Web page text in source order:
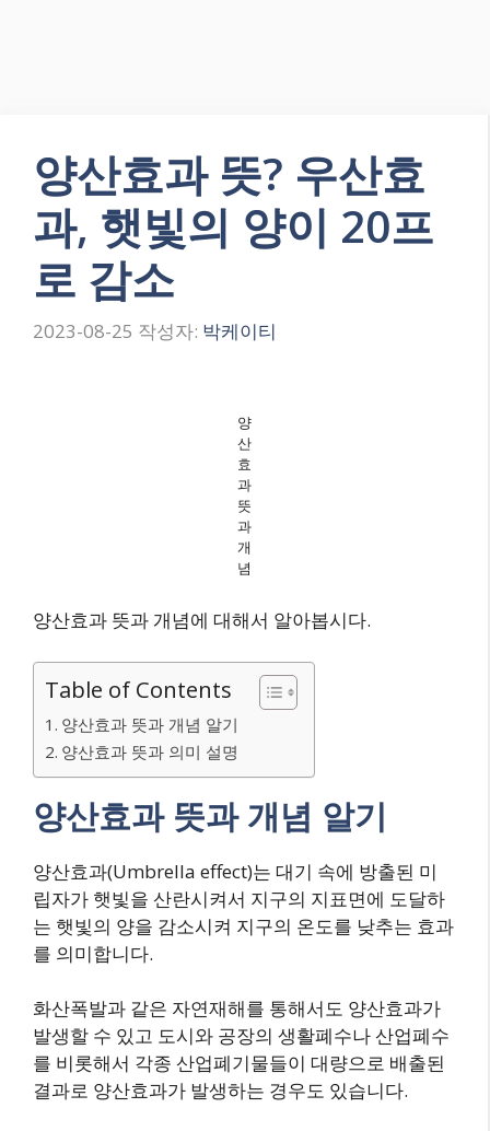
양산효과 뜻? 우산효
과, 햇빛의 양이 20프
로 감소
2023-08-25 작성자: 박케이티
양
산
효
과
뜻
과
개
념
양산효과 뜻과 개념에 대해서 알아봅시다.
Table of Contents
양산효과 뜻과 개념 알기
양산효과 뜻과 의미 설명
양산효과 뜻과 개념 알기
양산효과(Umbrella effect)는 대기 속에 방출된 미
립자가 햇빛을 산란시켜서 지구의 지표면에 도달하
는 햇빛의 양을 감소시켜 지구의 온도를 낮추는 효과
를 의미합니다.
화산폭발과 같은 자연재해를 통해서도 양산효과가
발생할 수 있고 도시와 공장의 생활폐수나 산업폐수
를 비롯해서 각종 산업폐기물들이 대량으로 배출된
결과로 양산효과가 발생하는 경우도 있습니다.